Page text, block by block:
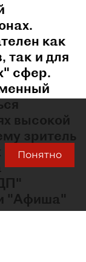
как
так и для
сфер.
высокой
зритель
"Афиша"
Понятно